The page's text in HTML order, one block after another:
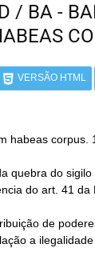
/ BA -
VERSÃO HTML
habeas corpus.